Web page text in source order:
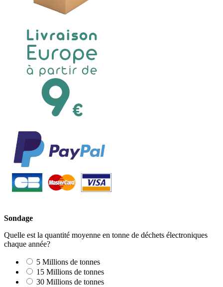
Sondage
Quelle est la quantité moyenne en tonne de déchets électroniques
chaque année?
5 Millions de tonnes
15 Millions de tonnes
30 Millions de tonnes